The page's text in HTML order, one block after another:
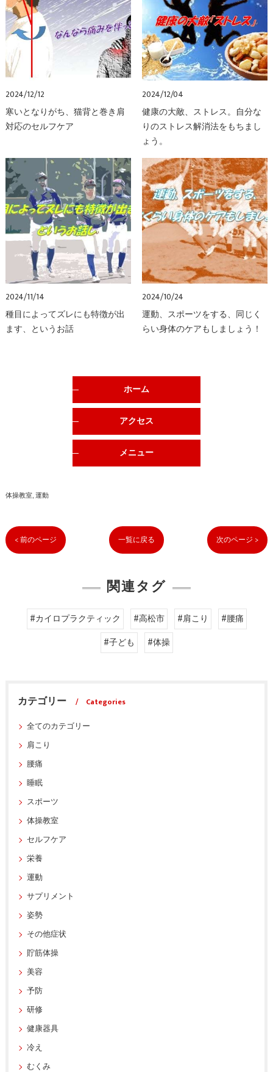
2024/12/12
寒いとなりがち、猫背と巻き肩
対応のセルフケア
2024/12/04
健康の大敵、ストレス。自分な
りのストレス解消法をもちまし
ょう。
2024/11/14
種目によってズレにも特徴が出
ます、というお話
2024/10/24
運動、スポーツをする、同じく
らい身体のケアもしましょう！
ホーム
アクセス
メニュー
体操教室 運動
< 前のページ 一覧に戻る 次のページ >
関連タグ
#カイロプラクティック #高松市 #肩こり
#腰痛
#子ども
#体操
カテゴリー
Categories
全てのカテゴリー
肩こり
腰痛
睡眠
スポーツ
体操教室
セルフケア
栄養
運動
サプリメント
姿勢
その他症状
貯筋体操
美容
予防
研修
健康器具
冷え
むくみ